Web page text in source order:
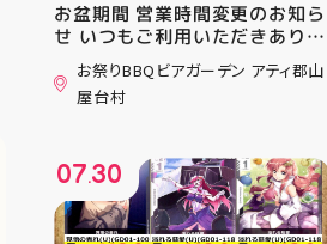
お盆期間 営業時間変更のお知ら
せ いつもご利用いただきありが
とうございます！ 8月12日
(水)〜8月16日(日) は、 営業時
間を変更して営業いたします
みいただけます ご家族とのお食
事やご友人との集まり、夏休み
のお出かけにもぴったり！ 屋台
お祭りBBQビアガーデン アティ郡山
屋台村
07.30